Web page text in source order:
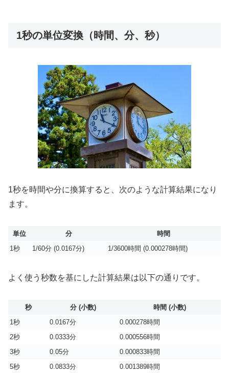
1秒の単位変換（時間、分、秒）
1秒を時間や分に換算すると、次のような計算結果になり
ます。
単位 分
時間
1秒
1/60分 (0.0167分) 1/3600時間 (0.000278時間)
よく使う秒数を基にした計算結果は以下の通りです。
秒 分 (小数)
時間 (小数)
1秒
0.0167分
0.000278時間
2秒
0.0333分
0.000556時間
3秒
0.05分
0.000833時間
5秒
0.0833分 0.001389時間